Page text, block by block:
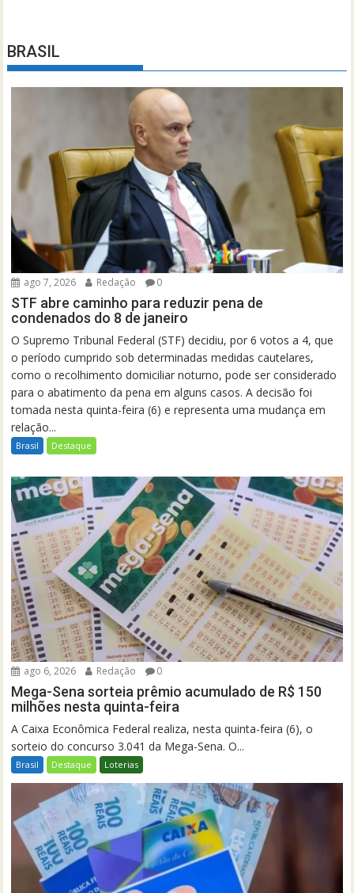
BRASIL
ago 7, 2026 Redação 0
STF abre caminho para reduzir pena de
condenados do 8 de janeiro
O Supremo Tribunal Federal (STF) decidiu, por 6 votos a 4, que
o período cumprido sob determinadas medidas cautelares,
como o recolhimento domiciliar noturno, pode ser considerado
para o abatimento da pena em alguns casos. A decisão foi
tomada nesta quinta-feira (6) e representa uma mudança em
relação...
Brasil Destaque
ago 6, 2026 Redação 0
Mega-Sena sorteia prêmio acumulado de R$ 150
milhões nesta quinta-feira
A Caixa Econômica Federal realiza, nesta quinta-feira (6), o
sorteio do concurso 3.041 da Mega-Sena. O...
Brasil Destaque Loterias